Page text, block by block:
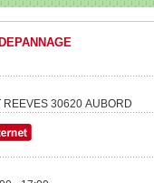
REEVES 30620 AUBORD